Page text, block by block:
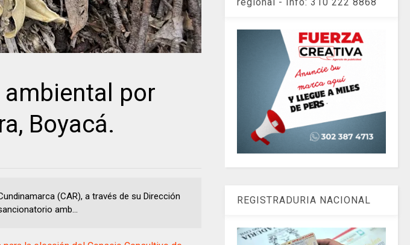
ambiental por
Boyacá.
(CAR), a través de su Dirección
amb...
REGISTRADURIA NACIONAL